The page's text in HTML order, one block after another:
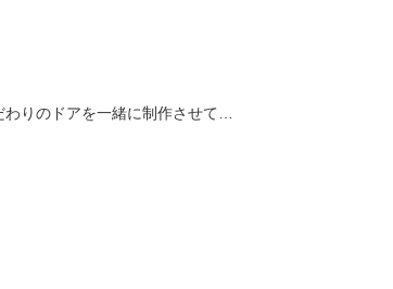
りのドアを一緒に制作させて…